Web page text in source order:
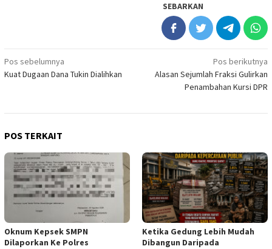
SEBARKAN
Navigasi
pos
Pos sebelumnya
Kuat Dugaan Dana Tukin Dialihkan
Pos berikutnya
Alasan Sejumlah Fraksi Gulirkan
Penambahan Kursi DPR
POS TERKAIT
Oknum Kepsek SMPN
Dilaporkan Ke Polres
Ketika Gedung Lebih Mudah
Dibangun Daripada